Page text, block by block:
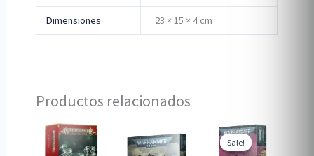
Dimensiones 23 × 15 × 4 cm
Productos relacionados
Sale!
Sale!